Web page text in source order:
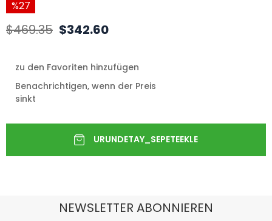
27
$469.35 $342.60
zu den Favoriten hinzufügen
Benachrichtigen, wenn der Preis
sinkt
NEWSLETTER ABONNIEREN